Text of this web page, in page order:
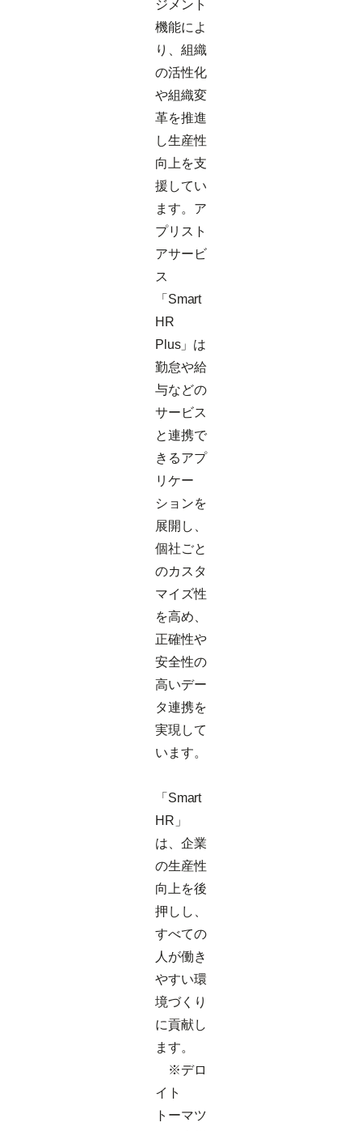
ジメント
機能によ
り、組織
の活性化
や組織変
革を推進
し生産性
向上を支
援してい
ます。ア
プリスト
アサービ
ス
「Smart
HR
Plus」は
勤怠や給
与などの
サービス
と連携で
きるアプ
リケー
ションを
展開し、
個社ごと
のカスタ
マイズ性
を高め、
正確性や
安全性の
高いデー
タ連携を
実現して
います。
「Smart
HR」
は、企業
の生産性
向上を後
押しし、
すべての
人が働き
やすい環
境づくり
に貢献し
ます。
※デロ
イト
トーマツ